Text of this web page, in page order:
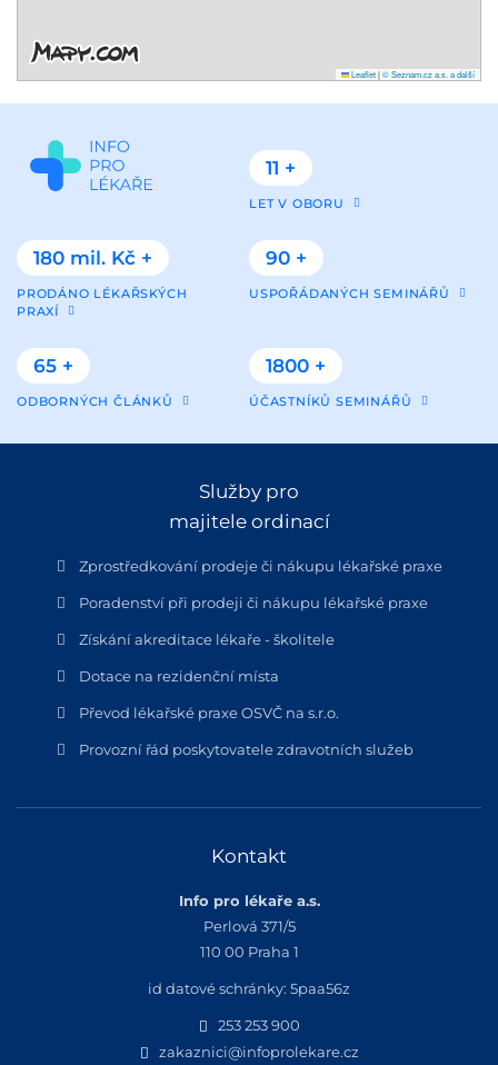
Leaflet|© Seznam.cz a.s. a další
11 +
LET V OBORU
180 mil. Kč +
PRODÁNO LÉKAŘSKÝCH
PRAXÍ
90 +
USPOŘÁDANÝCH SEMINÁŘŮ
65 +
ODBORNÝCH ČLÁNKŮ
1800 +
ÚČASTNÍKŮ SEMINÁŘŮ
Služby pro
majitele ordinací
Zprostředkování prodeje či nákupu lékařské praxe
Poradenství při prodeji či nákupu lékařské praxe
Získání akreditace lékaře - školitele
Dotace na rezidenční místa
Převod lékařské praxe OSVČ na s.r.o.
Provozní řád poskytovatele zdravotních služeb
Kontakt
Info pro lékaře a.s.
Perlová 371/5
110 00 Praha 1
id datové schránky: 5paa56z
253 253 900
zakaznici@infoprolekare.cz